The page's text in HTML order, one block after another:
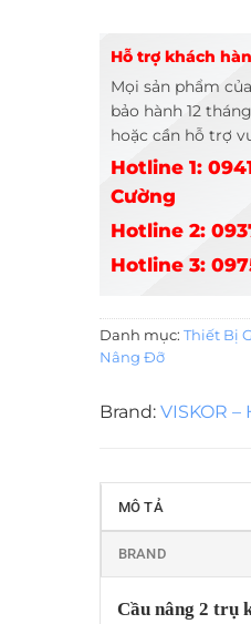
Hỗ trợ khách
Mọi sản phẩm
bảo hành 12
hoặc cần hỗ trợ
Hotline 1:
Cường
Hotline 2:
Hotline 3:
Danh mục: Thiết Bị
Nâng Đỡ
Brand: VISKOR –
MÔ TẢ
BRAND
Cầu nâng 2 trụ